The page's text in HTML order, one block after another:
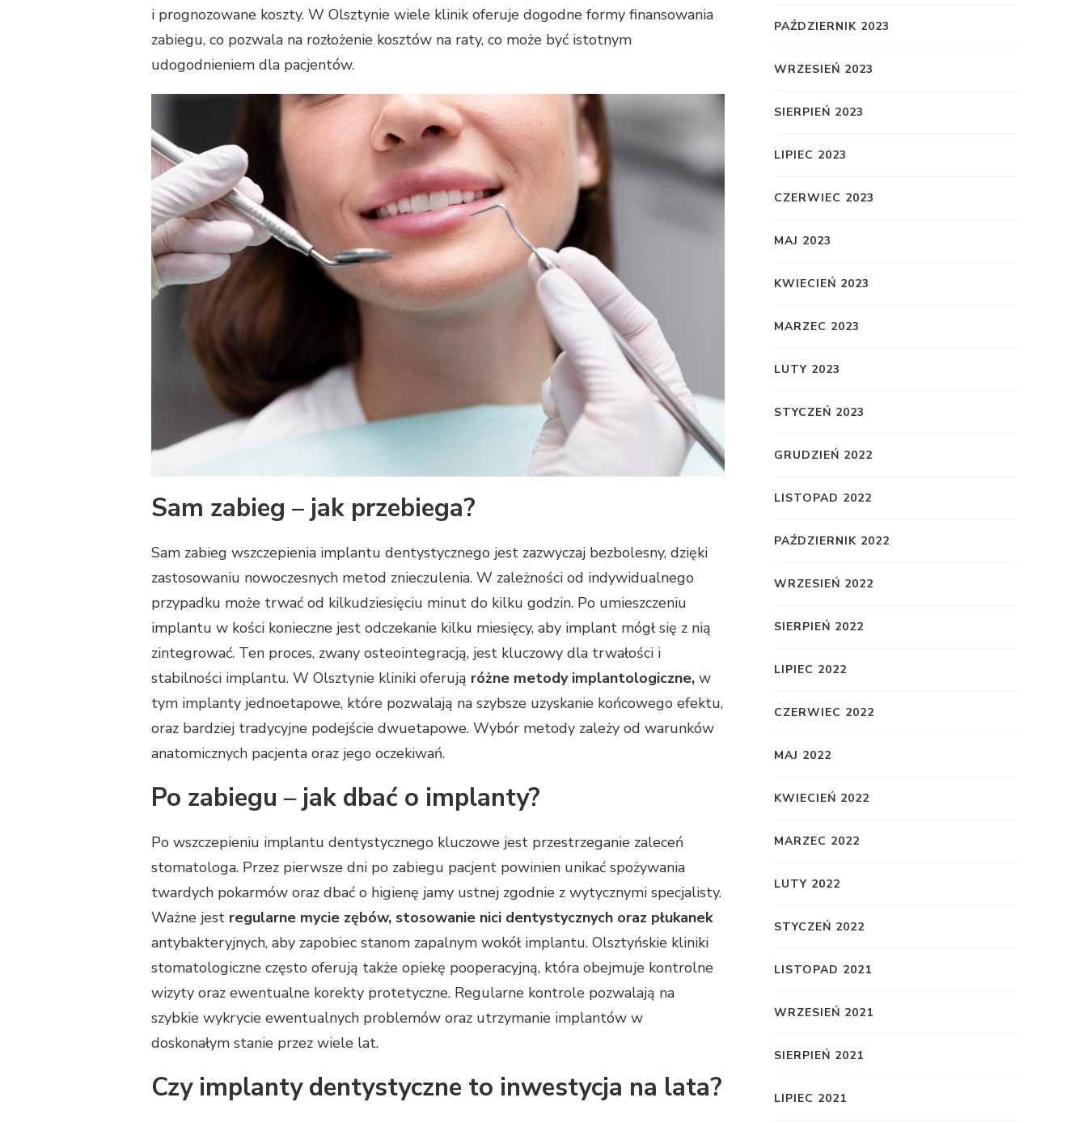
i prognozowane koszty. W Olsztynie wiele klinik oferuje dogodne formy finansowania
zabiegu, co pozwala na rozłożenie kosztów na raty, co może być istotnym
udogodnieniem dla pacjentów.
Sam zabieg – jak przebiega?
Sam zabieg wszczepienia implantu dentystycznego jest zazwyczaj bezbolesny, dzięki
zastosowaniu nowoczesnych metod znieczulenia. W zależności od indywidualnego
przypadku może trwać od kilkudziesięciu minut do kilku godzin. Po umieszczeniu
implantu w kości konieczne jest odczekanie kilku miesięcy, aby implant mógł się z nią
zintegrować. Ten proces, zwany osteointegracją, jest kluczowy dla trwałości i
stabilności implantu. W Olsztynie kliniki oferują różne metody implantologiczne, w
tym implanty jednoetapowe, które pozwalają na szybsze uzyskanie końcowego efektu,
oraz bardziej tradycyjne podejście dwuetapowe. Wybór metody zależy od warunków
anatomicznych pacjenta oraz jego oczekiwań.
Po zabiegu – jak dbać o implanty?
Po wszczepieniu implantu dentystycznego kluczowe jest przestrzeganie zaleceń
stomatologa. Przez pierwsze dni po zabiegu pacjent powinien unikać spożywania
twardych pokarmów oraz dbać o higienę jamy ustnej zgodnie z wytycznymi specjalisty.
Ważne jest regularne mycie zębów, stosowanie nici dentystycznych oraz płukanek
antybakteryjnych, aby zapobiec stanom zapalnym wokół implantu. Olsztyńskie kliniki
stomatologiczne często oferują także opiekę pooperacyjną, która obejmuje kontrolne
wizyty oraz ewentualne korekty protetyczne. Regularne kontrole pozwalają na
szybkie wykrycie ewentualnych problemów oraz utrzymanie implantów w
doskonałym stanie przez wiele lat.
Czy implanty dentystyczne to inwestycja na lata?
PAŹDZIERNIK 2023
WRZESIEŃ 2023
SIERPIEŃ 2023
LIPIEC 2023
CZERWIEC 2023
MAJ 2023
KWIECIEŃ 2023
MARZEC 2023
LUTY 2023
STYCZEŃ 2023
GRUDZIEŃ 2022
LISTOPAD 2022
PAŹDZIERNIK 2022
WRZESIEŃ 2022
SIERPIEŃ 2022
LIPIEC 2022
CZERWIEC 2022
MAJ 2022
KWIECIEŃ 2022
MARZEC 2022
LUTY 2022
STYCZEŃ 2022
LISTOPAD 2021
WRZESIEŃ 2021
SIERPIEŃ 2021
LIPIEC 2021